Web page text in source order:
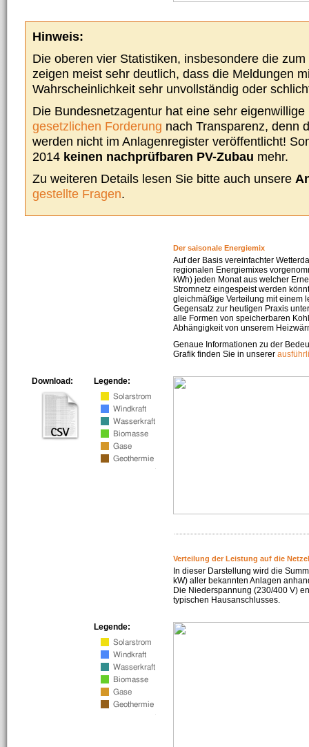
Hinweis:
Die oberen vier Statistiken, insbesondere die
zeigen meist sehr deutlich, dass die Meldungen
Wahrscheinlichkeit sehr unvollständig oder
Die Bundesnetzagentur hat eine sehr
gesetzlichen Forderung nach Transparenz, denn
werden nicht im Anlagenregister veröffentlicht!
2014 keinen nachprüfbaren PV-Zubau mehr.
Zu weiteren Details lesen Sie bitte auch unsere
gestellte Fragen.
Der saisonale Energiemix
Auf der Basis vereinfachter
regionalen Energiemixes
kWh) jeden Monat aus welcher
Stromnetz eingespeist werden
gleichmäßige Verteilung mit einem
Gegensatz zur heutigen Praxis
alle Formen von speicherbaren
Abhängigkeit von unserem
Genaue Informationen zu der
Grafik finden Sie in unserer
Legende:
Download:
Verteilung der Leistung auf die
In dieser Darstellung wird die
kW) aller bekannten Anlagen
Die Niederspannung (230/400 V)
typischen Hausanschlusses.
Legende: